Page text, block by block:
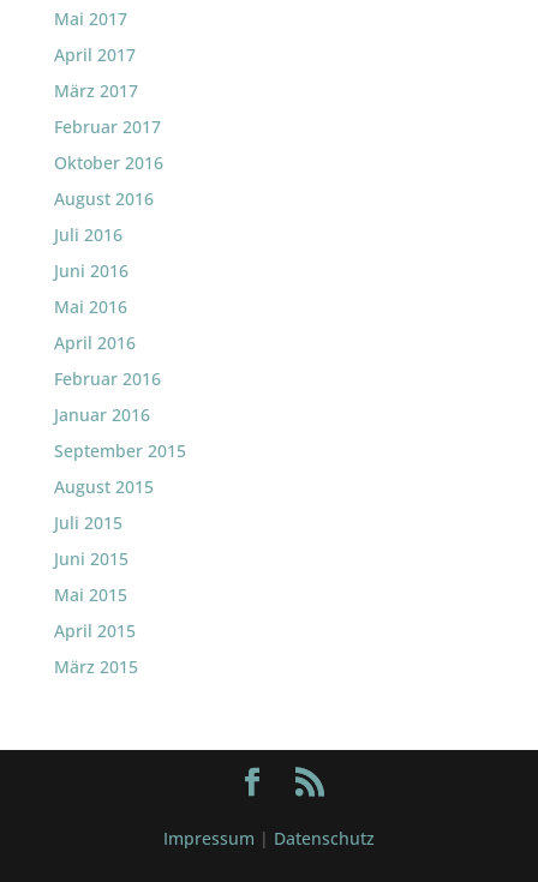
Mai 2017
April 2017
März 2017
Februar 2017
Oktober 2016
August 2016
Juli 2016
Juni 2016
Mai 2016
April 2016
Februar 2016
Januar 2016
September 2015
August 2015
Juli 2015
Juni 2015
Mai 2015
April 2015
März 2015
Impressum | Datenschutz